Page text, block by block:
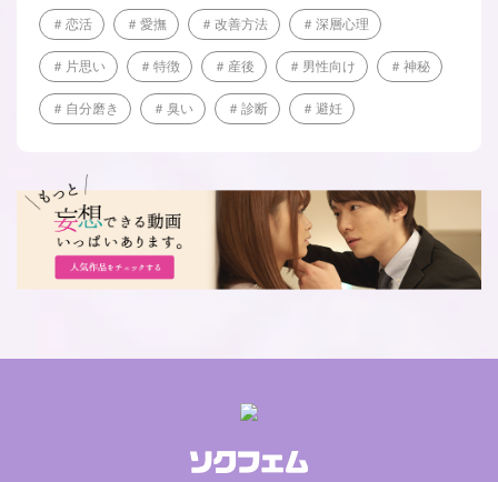
恋活 愛撫 改善方法 深層心理
片思い 特徴 産後 男性向け 神秘
自分磨き 臭い 診断 避妊